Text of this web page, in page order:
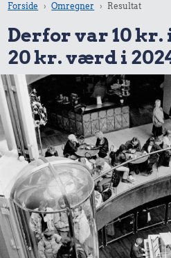
Forside Omregner Resultat
Derfor var 10 kr. i
20 kr. værd i